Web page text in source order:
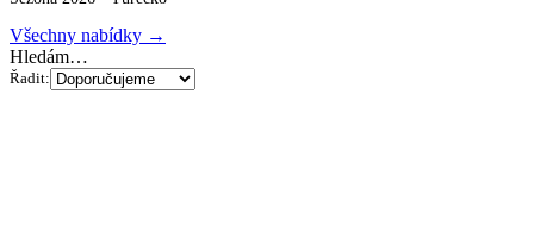
Všechny nabídky →
Hledám…
Řadit: